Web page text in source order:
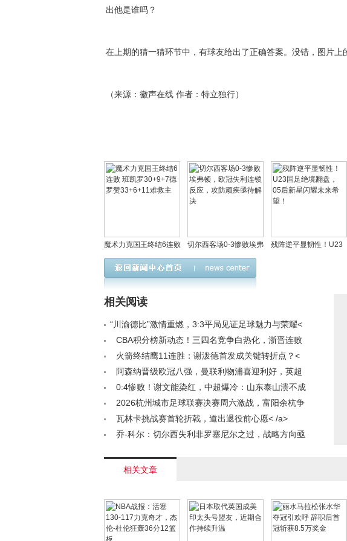
出他是谁吗？
在上期的猜一猜环节中，有球友给出了正确答案。没错，图片上
（来源：徽声在线 作者：特立独行）
魔术力克国王终结6连败
班凯罗30+9+7德罗赞
33+6+11难救主
切尔西客场0-3惨败埃弗
顿，欧冠失利连锁反
应，攻防顽疾亟待解决
残阵逆平显韧性！U23
相关阅读
“川渝德比”激情重燃，3:3平局见证足球魅力与荣耀<
/a> CBA积分榜新动态！三四名竞争白热化，浙晋连败
危机，五队激战第12！< /a>
火箭终结鹰11连胜：谢泼德首发成关键转折点？<
/a>
阿森纳晋级欧冠八强，曼联利物浦喜迎利好，英超
第五欧冠席位稳了< /a>
0:4惨败！谢文能染红，中超爆冷：山东泰山溃不成
军，云南玉昆成苦主< /a>
2026杭州城市足球联赛决赛周六激战，富阳余杭争
霸“杭州王”！< /a>
瓦林卡挑战赛首轮折戟，道出退役前心愿< /a>
乔-科尔：切尔西失利非罗塞尼尔之过，战略方向亟
相关文章